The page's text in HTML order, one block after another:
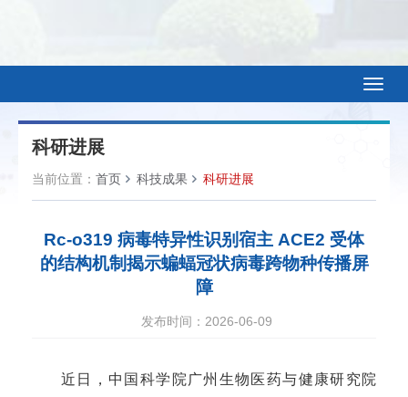
科研进展
当前位置： 首页 科技成果 科研进展
Rc-o319 病毒特异性识别宿主 ACE2 受体
的结构机制揭示蝙蝠冠状病毒跨物种传播屏
障
发布时间：2026-06-09
近日，中国科学院广州生物医药与健康研究院